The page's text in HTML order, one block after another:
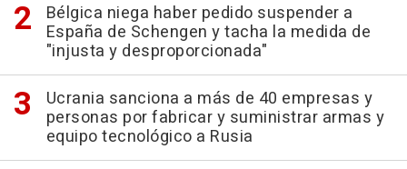
Bélgica niega haber pedido suspender a
España de Schengen y tacha la medida de
"injusta y desproporcionada"
Ucrania sanciona a más de 40 empresas y
personas por fabricar y suministrar armas y
equipo tecnológico a Rusia